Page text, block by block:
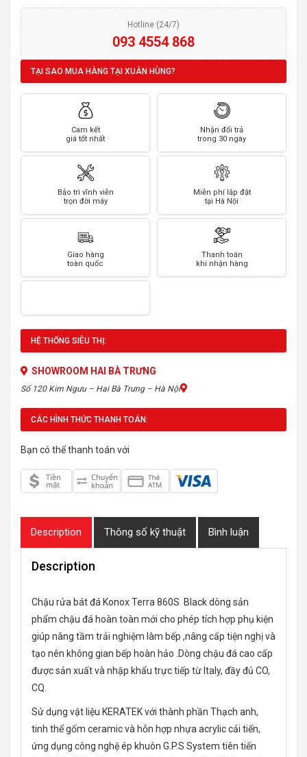
Hotline (24/7)
093 4554 868
TẠI SAO MUA HÀNG TẠI XUÂN HÙNG?
Cam kết
giá tốt nhất
Nhận đổi trả
trong 30 ngày
Bảo trì vĩnh viễn
trọn đời máy
Miễn phí lắp đặt
tại Hà Nội
Giao hàng
toàn quốc
Thanh toán
khi nhận hàng
HỆ THỐNG SIÊU THỊ:
SHOWROOM HAI BÀ TRƯNG
Số 120 Kim Ngưu – Hai Bà Trưng – Hà Nội
CÁC HÌNH THỨC THANH TOÁN:
Bạn có thể thanh toán với
Description Thông số kỹ thuật Bình luận
Description
Chậu rửa bát đá Konox Terra 860S Black dòng sản
phẩm chậu đá hoàn toàn mới cho phép tích hợp phụ kiện
giúp nâng tầm trải nghiệm làm bếp ,nâng cấp tiện nghị và
tạo nên không gian bếp hoàn hảo .Dòng chậu đá cao cấp
được sản xuất và nhập khẩu trực tiếp từ Italy, đầy đủ CO,
CQ.
Sử dụng vật liệu KERATEK với thành phần Thạch anh,
tinh thể gốm ceramic và hỗn hợp nhựa acrylic cải tiến,
ứng dụng công nghệ ép khuôn G.P.S System tiên tiến